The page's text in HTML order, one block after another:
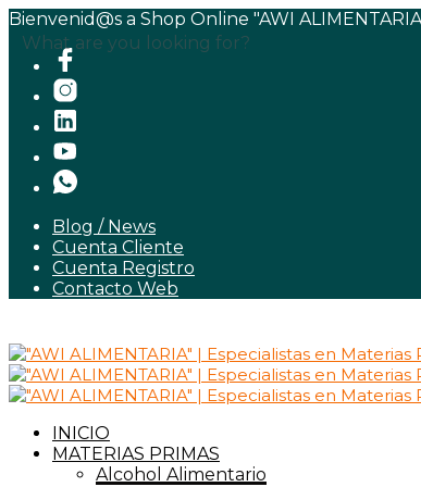
Bienvenid@s a Shop Online "AWI
Blog / News
Cuenta Cliente
Cuenta Registro
Contacto Web
INICIO
MATERIAS PRIMAS
Alcohol Alimentario
What are you looking for?